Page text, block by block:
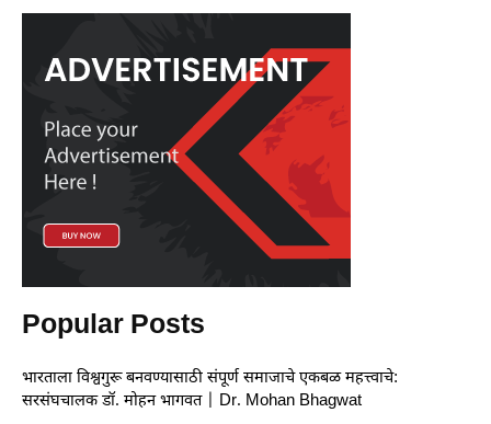
Popular Posts
भारताला विश्वगुरू बनवण्यासाठी संपूर्ण समाजाचे एकबळ महत्त्वाचे:
सरसंघचालक डॉ. मोहन भागवत | Dr. Mohan Bhagwat